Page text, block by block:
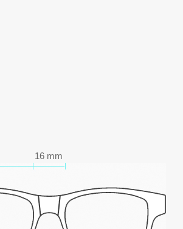
16 mm